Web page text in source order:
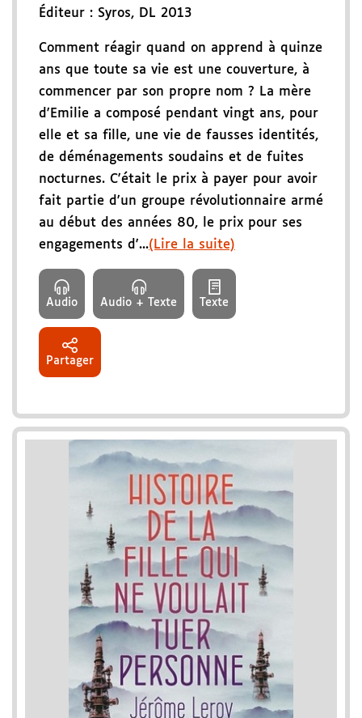
Éditeur : Syros, DL 2013
Comment réagir quand on apprend à quinze
ans que toute sa vie est une couverture, à
commencer par son propre nom ? La mère
d'Emilie a composé pendant vingt ans, pour
elle et sa fille, une vie de fausses identités,
de déménagements soudains et de fuites
nocturnes. C'était le prix à payer pour avoir
fait partie d'un groupe révolutionnaire armé
au début des années 80, le prix pour ses
engagements d'...(Lire la suite)
Audio Audio + Texte Texte
Partager